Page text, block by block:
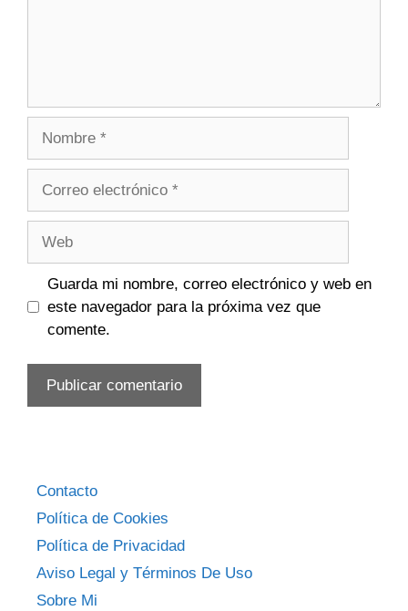
Guarda mi nombre, correo electrónico y web en
este navegador para la próxima vez que
comente.
Contacto
Política de Cookies
Política de Privacidad
Aviso Legal y Términos De Uso
Sobre Mi